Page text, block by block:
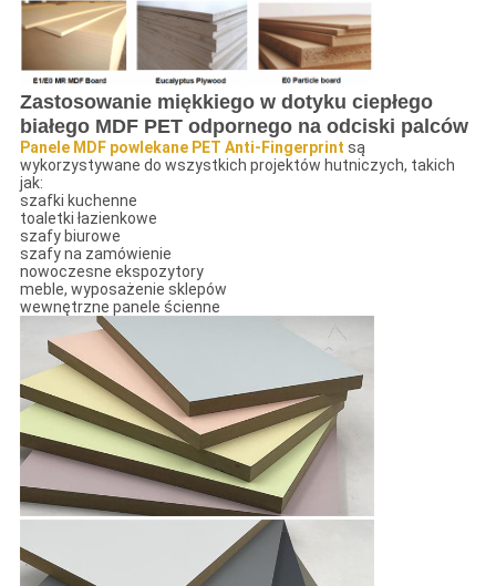
Zastosowanie miękkiego w dotyku ciepłego
białego MDF PET odpornego na odciski palców
Panele MDF powlekane PET Anti-Fingerprint są
wykorzystywane do wszystkich projektów hutniczych, takich
jak:
szafki kuchenne
toaletki łazienkowe
szafy biurowe
szafy na zamówienie
nowoczesne ekspozytory
meble, wyposażenie sklepów
wewnętrzne panele ścienne